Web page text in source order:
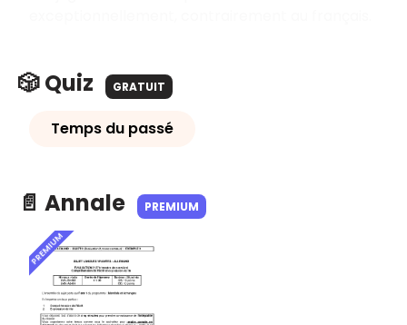
🎲 Quiz GRATUIT
Temps du passé
📄 Annale PREMIUM
PREMIUM